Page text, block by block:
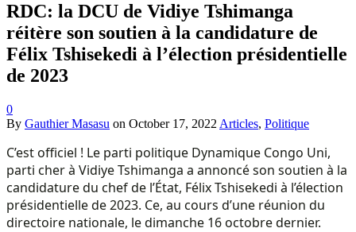
RDC: la DCU de Vidiye Tshimanga
réitère son soutien à la candidature de
Félix Tshisekedi à l’élection présidentielle
de 2023
0
By Gauthier Masasu on October 17, 2022 Articles, Politique
C’est officiel ! Le parti politique Dynamique Congo Uni,
parti cher à Vidiye Tshimanga a annoncé son soutien à la
candidature du chef de l’État, Félix Tshisekedi à l’élection
présidentielle de 2023. Ce, au cours d’une réunion du
directoire nationale, le dimanche 16 octobre dernier.